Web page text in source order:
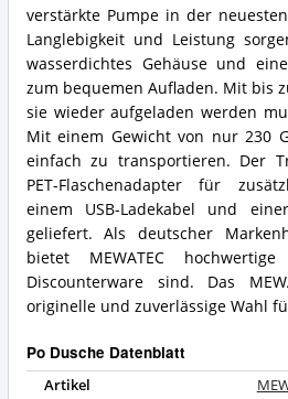
verstärkte Pumpe in der
Langlebigkeit und Leistung
wasserdichtes Gehäuse und
zum bequemen Aufladen. Mit bis
sie wieder aufgeladen werden
Mit einem Gewicht von nur 230
einfach zu transportieren. Der
PET-Flaschenadapter für
einem USB-Ladekabel und
geliefert. Als deutscher
bietet MEWATEC
Discounterware sind. Das
originelle und zuverlässige Wahl
Po Dusche Datenblatt
Artikel